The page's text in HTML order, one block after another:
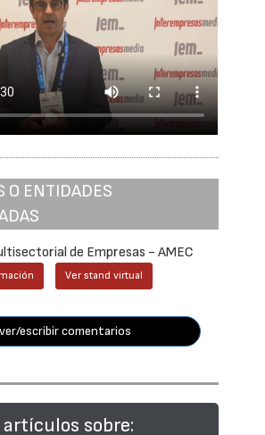
O ENTIDADES
de Empresas - AMEC
Ver stand virtual
ver/escribir comentarios
sobre: